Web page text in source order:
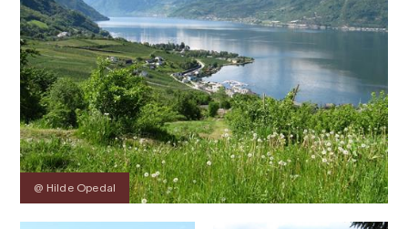
@ Hilde Opedal